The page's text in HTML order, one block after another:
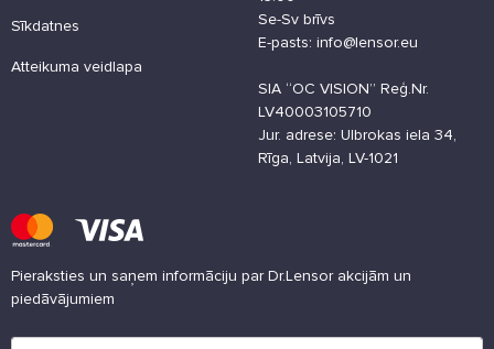
Sīkdatnes
Atteikuma veidlapa
Se-Sv brīvs
E-pasts: info@lensor.eu
SIA “OC VISION” Reģ.Nr.
LV40003105710
Jur. adrese: Ulbrokas iela 34,
Rīga, Latvija, LV-1021
Pieraksties un saņem informāciju par Dr.Lensor akcijām un
piedāvājumiem